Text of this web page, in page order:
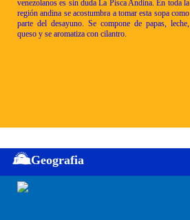
venezolanos es sin duda La Pisca Andina. En toda la
región andina se acostumbra a tomar esta sopa como
parte del desayuno. Se compone de papas, leche,
queso y se aromatiza con cilantro.
Geografia